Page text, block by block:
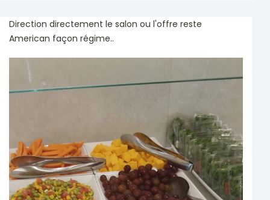
Direction directement le salon ou l'offre reste
American façon régime..